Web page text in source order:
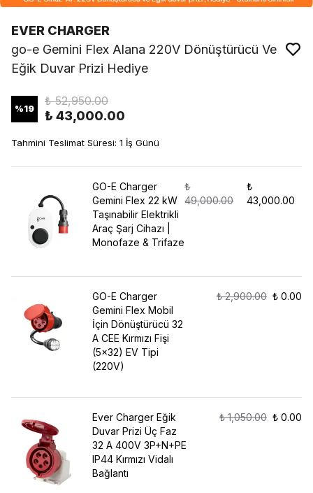
EVER CHARGER
go-e Gemini Flex Alana 220V Dönüştürücü Ve
Eğik Duvar Prizi Hediye
%19
₺ 52,950.00
₺ 43,000.00
Tahmini Teslimat Süresi: 1 İş Günü
GO-E Charger
Gemini Flex 22 kW
Taşınabilir Elektrikli
Araç Şarj Cihazı |
Monofaze & Trifaze
₺
49,000.00
₺
43,000.00
GO-E Charger
Gemini Flex Mobil
İçin Dönüştürücü 32
A CEE Kırmızı Fişi
(5x32) EV Tipi
(220V)
₺ 2,900.00 ₺ 0.00
Ever Charger Eğik
Duvar Prizi Üç Faz
32 A 400V 3P+N+PE
IP44 Kırmızı Vidalı
Bağlantı
₺ 1,050.00 ₺ 0.00